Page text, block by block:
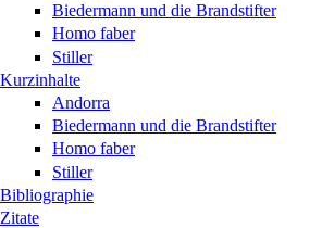
Biedermann und die Brandstifter
Homo faber
Stiller
Kurzinhalte
Andorra
Biedermann und die Brandstifter
Homo faber
Stiller
Bibliographie
Zitate